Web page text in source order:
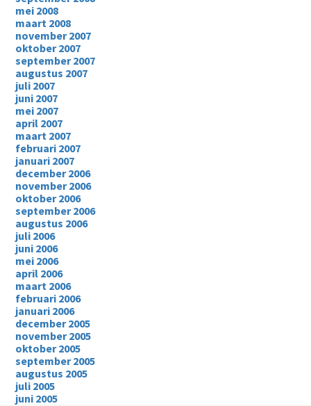
mei 2008
maart 2008
november 2007
oktober 2007
september 2007
augustus 2007
juli 2007
juni 2007
mei 2007
april 2007
maart 2007
februari 2007
januari 2007
december 2006
november 2006
oktober 2006
september 2006
augustus 2006
juli 2006
juni 2006
mei 2006
april 2006
maart 2006
februari 2006
januari 2006
december 2005
november 2005
oktober 2005
september 2005
augustus 2005
juli 2005
juni 2005